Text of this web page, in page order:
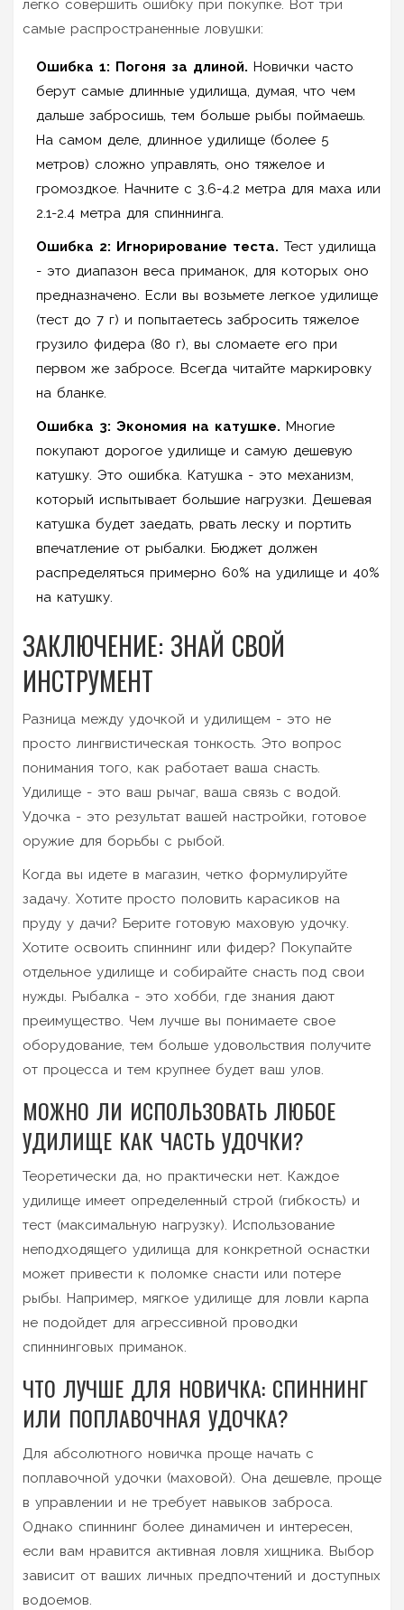
легко совершить ошибку при покупке. Вот три
самые распространенные ловушки:
Ошибка 1: Погоня за длиной. Новички часто
берут самые длинные удилища, думая, что чем
дальше забросишь, тем больше рыбы поймаешь.
На самом деле, длинное удилище (более 5
метров) сложно управлять, оно тяжелое и
громоздкое. Начните с 3.6-4.2 метра для маха или
2.1-2.4 метра для спиннинга.
Ошибка 2: Игнорирование теста. Тест удилища
- это диапазон веса приманок, для которых оно
предназначено. Если вы возьмете легкое удилище
(тест до 7 г) и попытаетесь забросить тяжелое
грузило фидера (80 г), вы сломаете его при
первом же забросе. Всегда читайте маркировку
на бланке.
Ошибка 3: Экономия на катушке. Многие
покупают дорогое удилище и самую дешевую
катушку. Это ошибка. Катушка - это механизм,
который испытывает большие нагрузки. Дешевая
катушка будет заедать, рвать леску и портить
впечатление от рыбалки. Бюджет должен
распределяться примерно 60% на удилище и 40%
на катушку.
ЗАКЛЮЧЕНИЕ: ЗНАЙ СВОЙ
ИНСТРУМЕНТ
Разница между удочкой и удилищем - это не
просто лингвистическая тонкость. Это вопрос
понимания того, как работает ваша снасть.
Удилище - это ваш рычаг, ваша связь с водой.
Удочка - это результат вашей настройки, готовое
оружие для борьбы с рыбой.
Когда вы идете в магазин, четко формулируйте
задачу. Хотите просто половить карасиков на
пруду у дачи? Берите готовую маховую удочку.
Хотите освоить спиннинг или фидер? Покупайте
отдельное удилище и собирайте снасть под свои
нужды. Рыбалка - это хобби, где знания дают
преимущество. Чем лучше вы понимаете свое
оборудование, тем больше удовольствия получите
от процесса и тем крупнее будет ваш улов.
МОЖНО ЛИ ИСПОЛЬЗОВАТЬ ЛЮБОЕ
УДИЛИЩЕ КАК ЧАСТЬ УДОЧКИ?
Теоретически да, но практически нет. Каждое
удилище имеет определенный строй (гибкость) и
тест (максимальную нагрузку). Использование
неподходящего удилища для конкретной оснастки
может привести к поломке снасти или потере
рыбы. Например, мягкое удилище для ловли карпа
не подойдет для агрессивной проводки
спиннинговых приманок.
ЧТО ЛУЧШЕ ДЛЯ НОВИЧКА: СПИННИНГ
ИЛИ ПОПЛАВОЧНАЯ УДОЧКА?
Для абсолютного новичка проще начать с
поплавочной удочки (маховой). Она дешевле, проще
в управлении и не требует навыков заброса.
Однако спиннинг более динамичен и интересен,
если вам нравится активная ловля хищника. Выбор
зависит от ваших личных предпочтений и доступных
водоемов.